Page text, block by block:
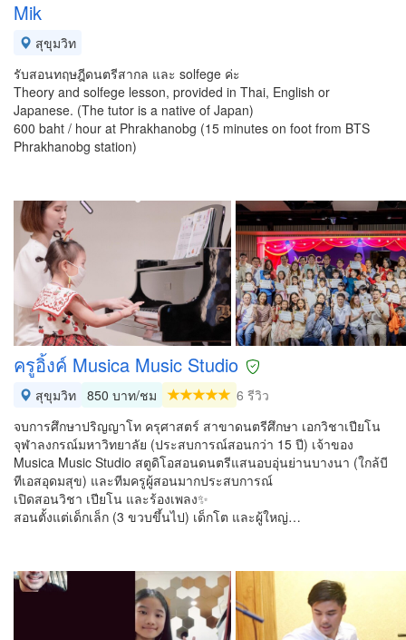
Mik
สุขุมวิท
รับสอนทฤษฎีดนตรีสากล และ solfege ค่ะ
Theory and solfege lesson, provided in Thai, English or
Japanese. (The tutor is a native of Japan)
600 baht / hour at Phrakhanobg (15 minutes on foot from BTS
Phrakhanobg station)
ครูอิ้งค์ Musica Music Studio
สุขุมวิท 850 บาท/ชม
6 รีวิว
จบการศึกษาปริญญาโท ครุศาสตร์ สาขาดนตรีศึกษา เอกวิชาเปียโน
จุฬาลงกรณ์มหาวิทยาลัย (ประสบการณ์สอนกว่า 15 ปี) เจ้าของ
Musica Music Studio สตูดิโอสอนดนตรีแสนอบอุ่นย่านบางนา (ใกล้บี
ทีเอสอุดมสุข) และทีมครูผู้สอนมากประสบการณ์
เปิดสอนวิชา เปียโน และร้องเพลง✨
สอนตั้งแต่เด็กเล็ก (3 ขวบขึ้นไป) เด็กโต และผู้ใหญ่…